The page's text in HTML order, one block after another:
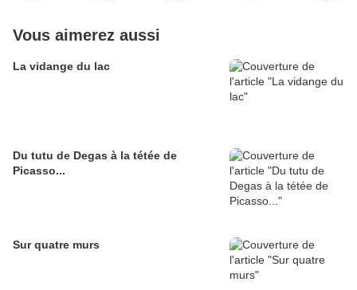
Vous aimerez aussi
La vidange du lac
Du tutu de Degas à la tétée de
Picasso...
Sur quatre murs